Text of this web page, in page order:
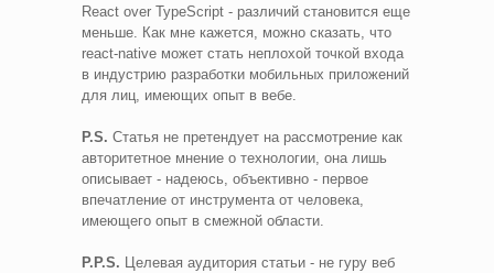
React over TypeScript - различий становится еще
меньше. Как мне кажется, можно сказать, что
react-native может стать неплохой точкой входа
в индустрию разработки мобильных приложений
для лиц, имеющих опыт в вебе.
P.S. Cтатья не претендует на рассмотрение как
авторитетное мнение о технологии, она лишь
описывает - надеюсь, объективно - первое
впечатление от инструмента от человека,
имеющего опыт в смежной области.
P.P.S. Целевая аудитория статьи - не гуру веб